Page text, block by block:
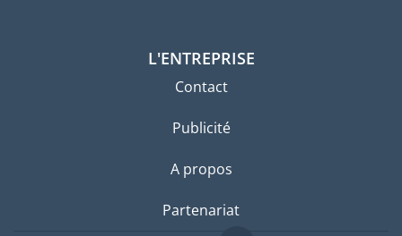
L'ENTREPRISE
Contact
Publicité
A propos
Partenariat